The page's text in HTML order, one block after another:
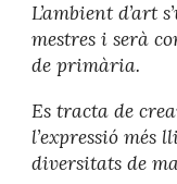
L’ambient d’art
mestres i serà
de primària.
Es tracta de
l’expressió
diversitats de